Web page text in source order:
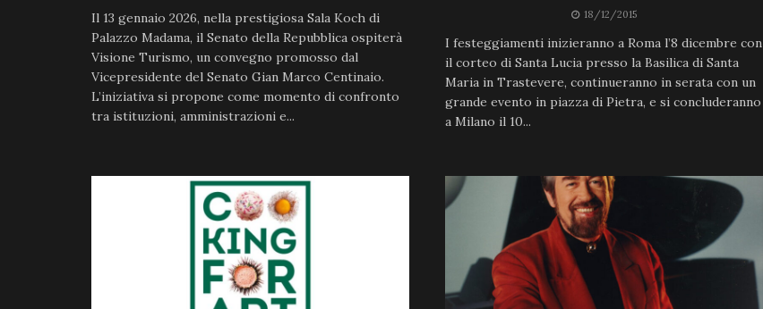
Il 13 gennaio 2026, nella prestigiosa Sala Koch di
Palazzo Madama, il Senato della Repubblica ospiterà
Visione Turismo, un convegno promosso dal
Vicepresidente del Senato Gian Marco Centinaio.
L’iniziativa si propone come momento di confronto
tra istituzioni, amministrazioni e...
18/12/2015
I festeggiamenti inizieranno a Roma l’8 dicembre con
il corteo di Santa Lucia presso la Basilica di Santa
Maria in Trastevere, continueranno in serata con un
grande evento in piazza di Pietra, e si concluderanno
a Milano il 10...